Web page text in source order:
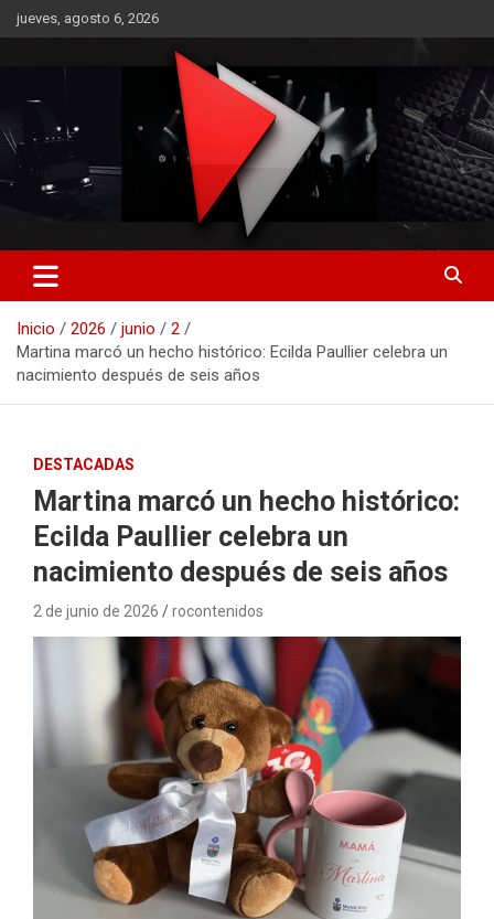
Saltar
al
jueves, agosto 6, 2026
RO CONTENIDOS
Inicio 2026 junio
2
Martina marcó un hecho histórico: Ecilda Paullier celebra un
nacimiento después de seis años
DESTACADAS
Martina marcó un hecho histórico:
Ecilda Paullier celebra un
nacimiento después de seis años
2 de junio de 2026 rocontenidos